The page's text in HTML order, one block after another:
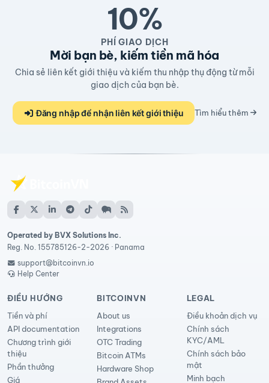
10%
PHÍ GIAO DỊCH
Mời bạn bè, kiếm tiền mã hóa
Chia sẻ liên kết giới thiệu và kiếm thu nhập thụ động từ mỗi
giao dịch của bạn bè.
Đăng nhập để nhận liên kết giới thiệu Tìm hiểu thêm
Operated by BVX Solutions Inc.
Reg. No. 155785126-2-2026 · Panama
support@bitcoinvn.io
Help Center
ĐIỀU HƯỚNG
Tiền và phí
API documentation
Chương trình giới
thiệu
Phần thưởng
Giá
BITCOINVN
About us
Integrations
OTC Trading
Bitcoin ATMs
Hardware Shop
LEGAL
Điều khoản dịch vụ
Chính sách
KYC/AML
Chính sách bảo
mật
Minh bạch